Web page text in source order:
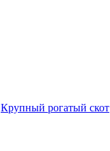
Крупный рогатый скот